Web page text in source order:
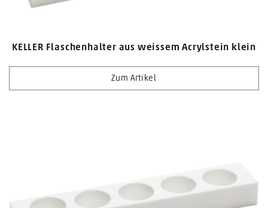
KELLER Flaschenhalter aus weissem Acrylstein klein
Zum Artikel